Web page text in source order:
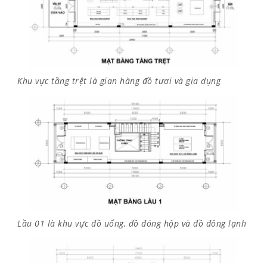
Khu vực tầng trệt là gian hàng đồ tươi và gia dụng
Lầu 01 là khu vực đồ uống, đồ đóng hộp và đồ đông lạnh